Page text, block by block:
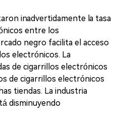
inadvertidamente la tasa
entre los
negro facilita el acceso
electrónicos. La
de cigarrillos electrónicos
de cigarrillos electrónicos
tiendas. La industria
disminuyendo